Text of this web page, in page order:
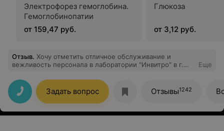
Электрофорез гемоглобина.
Гемоглобинопатии
от 159,47 руб.
Глюкоза
от 3,12 руб.
Отзыв. Хочу отметить отличное обслуживание и
вежливость персонала в лаборатории "Инвитро" в г.
услугами этой лаборатории и всегда восхищалась
отношению персонала к клиентам. Огромное спасибо
за ваш труд.
Еще
Задать вопрос Отзывы1242